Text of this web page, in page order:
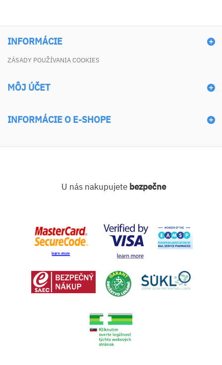
INFORMÁCIE
ZÁSADY POUŽÍVANIA COOKIES
MÔJ ÚČET
INFORMÁCIE O E-SHOPE
U nás nakupujete bezpečne